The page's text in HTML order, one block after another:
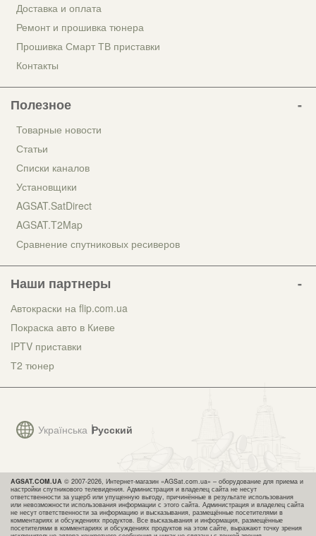
Українська Русский
Доставка и оплата
Ремонт и прошивка тюнера
Прошивка Смарт ТВ приставки
Контакты
Полезное
Товарные новости
Статьи
Списки каналов
Установщики
AGSAT.SatDirect
AGSAT.T2Map
Сравнение спутниковых ресиверов
Наши партнеры
Автокраски на flip.com.ua
Покраска авто в Киеве
IPTV приставки
Т2 тюнер
AGSAT.COM.UA © 2007-2026, Интернет-магазин «AGSat.com.ua» – оборудование для приема и
настройки спутникового телевидения. Администрация и владелец сайта не несут
ответственности за ущерб или упущенную выгоду, причинённые в результате использования
или невозможности использования информации с этого сайта. Администрация и владелец сайта
не несут ответственности за информацию и высказывания, размещённые посетителями в
комментариях и обсуждениях продуктов. Все высказывания и информация, размещённые
посетителями в комментариях и обсуждениях продуктов на этом сайте, выражают точку зрения